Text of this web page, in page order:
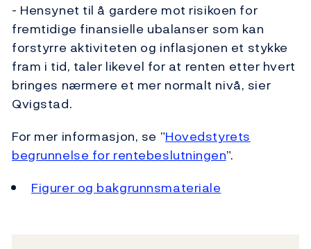
- Hensynet til å gardere mot risikoen for
fremtidige finansielle ubalanser som kan
forstyrre aktiviteten og inflasjonen et stykke
fram i tid, taler likevel for at renten etter hvert
bringes nærmere et mer normalt nivå, sier
Qvigstad.
For mer informasjon, se ”Hovedstyrets
begrunnelse for rentebeslutningen”.
Figurer og bakgrunnsmateriale